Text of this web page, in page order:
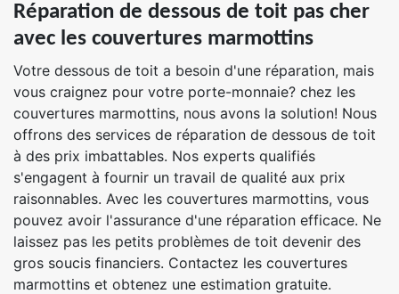
Réparation de dessous de toit pas cher
avec les couvertures marmottins
Votre dessous de toit a besoin d'une réparation, mais
vous craignez pour votre porte-monnaie? chez les
couvertures marmottins, nous avons la solution! Nous
offrons des services de réparation de dessous de toit
à des prix imbattables. Nos experts qualifiés
s'engagent à fournir un travail de qualité aux prix
raisonnables. Avec les couvertures marmottins, vous
pouvez avoir l'assurance d'une réparation efficace. Ne
laissez pas les petits problèmes de toit devenir des
gros soucis financiers. Contactez les couvertures
marmottins et obtenez une estimation gratuite.